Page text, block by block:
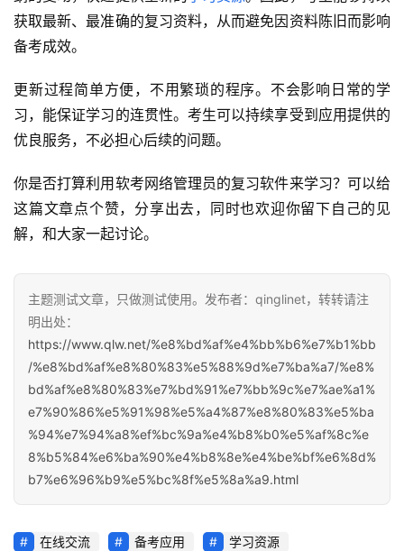
获取最新、最准确的复习资料，从而避免因资料陈旧而影响
备考成效。
更新过程简单方便，不用繁琐的程序。不会影响日常的学
习，能保证学习的连贯性。考生可以持续享受到应用提供的
优良服务，不必担心后续的问题。
你是否打算利用软考网络管理员的复习软件来学习？可以给
这篇文章点个赞，分享出去，同时也欢迎你留下自己的见
解，和大家一起讨论。
主题测试文章，只做测试使用。发布者：qinglinet，转转请注
明出处：
https://www.qlw.net/%e8%bd%af%e4%bb%b6%e7%b1%bb
/%e8%bd%af%e8%80%83%e5%88%9d%e7%ba%a7/%e8%
bd%af%e8%80%83%e7%bd%91%e7%bb%9c%e7%ae%a1%
e7%90%86%e5%91%98%e5%a4%87%e8%80%83%e5%ba
%94%e7%94%a8%ef%bc%9a%e4%b8%b0%e5%af%8c%e
8%b5%84%e6%ba%90%e4%b8%8e%e4%be%bf%e6%8d%
b7%e6%96%b9%e5%bc%8f%e5%8a%a9.html
在线交流 备考应用
学习资源